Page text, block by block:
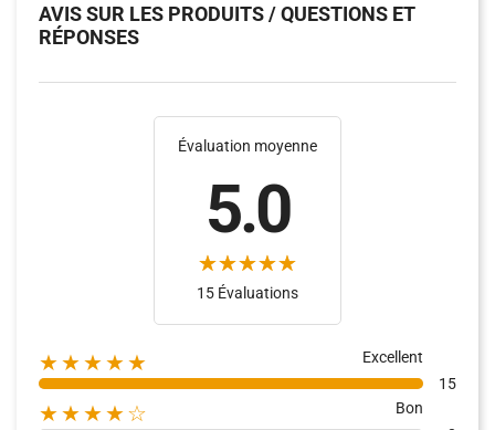
AVIS SUR LES PRODUITS / QUESTIONS ET
RÉPONSES
Évaluation moyenne
5.0
15 Évaluations
★★★★★
Excellent
15
★★★★☆
Bon